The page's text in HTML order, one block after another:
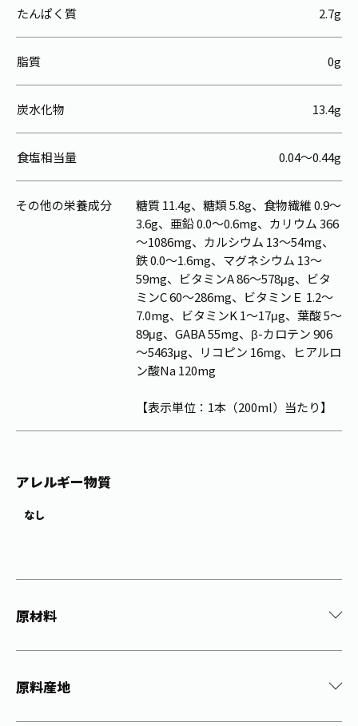
たんぱく質 2.7g
脂質 0g
炭水化物 13.4g
食塩相当量 0.04～0.44g
その他の栄養成分
糖質 11.4g、糖類 5.8g、食物繊維 0.9～
3.6g、亜鉛 0.0～0.6mg、カリウム 366
～1086mg、カルシウム 13～54mg、
鉄 0.0～1.6mg、マグネシウム 13～
59mg、ビタミンA 86～578μg、ビタ
ミンC 60～286mg、ビタミンＥ 1.2～
7.0mg、ビタミンK 1～17μg、葉酸 5～
89μg、GABA 55mg、β-カロテン 906
～5463μg、リコピン 16mg、ヒアルロ
ン酸Na 120mg
【表示単位：1本（200ml）当たり】
アレルギー物質
なし
原材料
原料産地